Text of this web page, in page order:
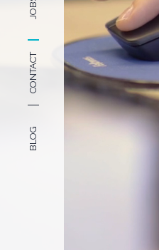
JOBS
CONTACT
BLOG